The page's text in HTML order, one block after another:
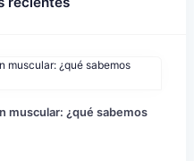
muscular: ¿qué sabemos